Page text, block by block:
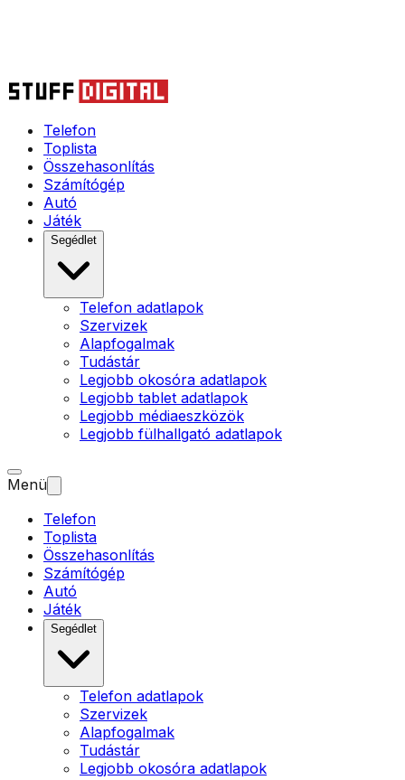
Telefon
Toplista
Összehasonlítás
Számítógép
Autó
Játék
Segédlet
Telefon adatlapok
Szervizek
Alapfogalmak
Tudástár
Legjobb okosóra adatlapok
Legjobb tablet adatlapok
Legjobb médiaeszközök
Legjobb fülhallgató adatlapok
Menü
Telefon
Toplista
Összehasonlítás
Számítógép
Autó
Játék
Segédlet
Telefon adatlapok
Szervizek
Alapfogalmak
Tudástár
Legjobb okosóra adatlapok